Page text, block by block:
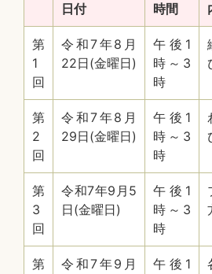
日付 時間
第
1
回
令和7年8月
22日(金曜日)
午後1
時～3
時
第
2
回
令和7年8月
29日(金曜日)
午後1
時～3
時
第
3
回
令和7年9月5
日(金曜日)
午後1
時～3
時
第
令和7年9月
午後1